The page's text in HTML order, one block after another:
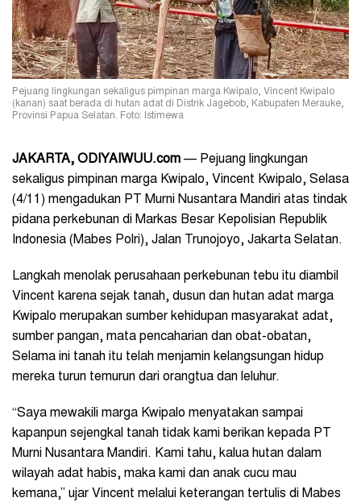
Pejuang lingkungan sekaligus pimpinan marga Kwipalo, Vincent Kwipalo
(kanan) saat berada di hutan adat di Distrik Jagebob, Kabupaten Merauke,
Provinsi Papua Selatan. Foto: Istimewa
JAKARTA, ODIYAIWUU.com — Pejuang lingkungan
sekaligus pimpinan marga Kwipalo, Vincent Kwipalo, Selasa
(4/11) mengadukan PT Murni Nusantara Mandiri atas tindak
pidana perkebunan di Markas Besar Kepolisian Republik
Indonesia (Mabes Polri), Jalan Trunojoyo, Jakarta Selatan.
Langkah menolak perusahaan perkebunan tebu itu diambil
Vincent karena sejak tanah, dusun dan hutan adat marga
Kwipalo merupakan sumber kehidupan masyarakat adat,
sumber pangan, mata pencaharian dan obat-obatan,
Selama ini tanah itu telah menjamin kelangsungan hidup
mereka turun temurun dari orangtua dan leluhur.
“Saya mewakili marga Kwipalo menyatakan sampai
kapanpun sejengkal tanah tidak kami berikan kepada PT
Murni Nusantara Mandiri. Kami tahu, kalua hutan dalam
wilayah adat habis, maka kami dan anak cucu mau
kemana,” ujar Vincent melalui keterangan tertulis di Mabes